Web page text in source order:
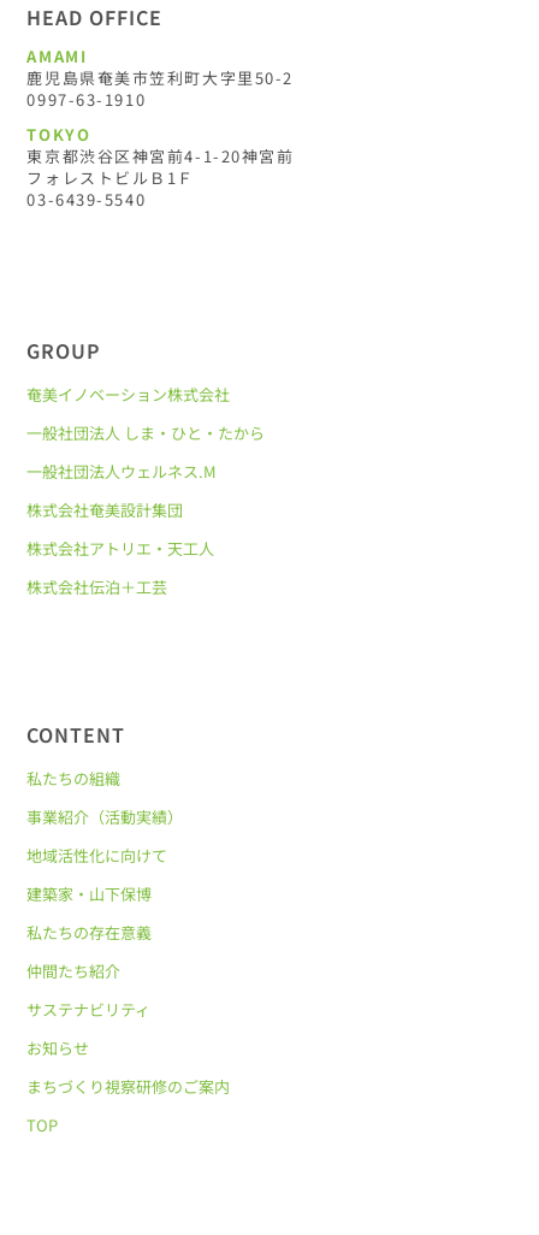
HEAD OFFICE
AMAMI
鹿児島県奄美市笠利町大字里50-2
0997-63-1910
TOKYO
東京都渋谷区神宮前4-1-20神宮前
フォレストビルＢ1Ｆ
03-6439-5540
GROUP
奄美イノベーション株式会社
一般社団法人 しま・ひと・たから
一般社団法人ウェルネス.M
株式会社奄美設計集団
株式会社アトリエ・天工人
株式会社伝泊＋工芸
CONTENT
私たちの組織
事業紹介（活動実績）
地域活性化に向けて
建築家・山下保博
私たちの存在意義
仲間たち紹介
サステナビリティ
お知らせ
まちづくり視察研修のご案内
TOP